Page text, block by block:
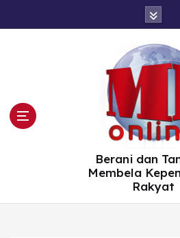
Berani dan
Membela
Rakyat